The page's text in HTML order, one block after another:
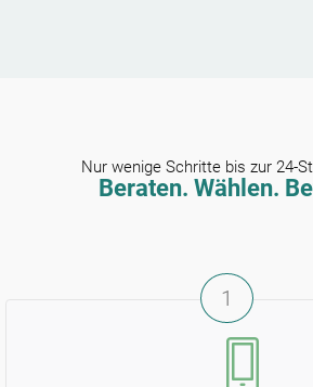
Nur wenige Schritte bis zur 24-
Beraten. Wählen.
1